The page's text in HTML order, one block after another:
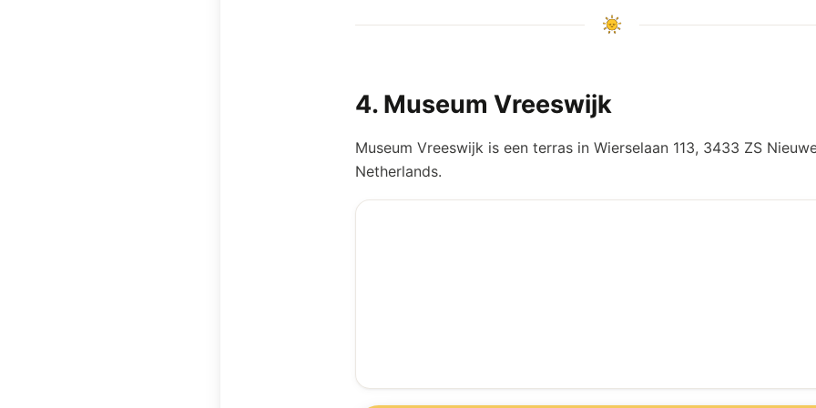
4. Museum Vreeswijk
Museum Vreeswijk is een terras in Wierselaan 113, 3433 ZS
Netherlands.